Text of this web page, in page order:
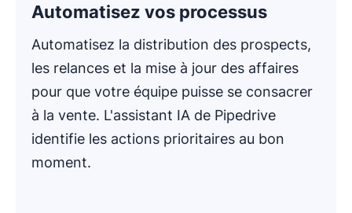
Automatisez vos processus
Automatisez la distribution des prospects,
les relances et la mise à jour des affaires
pour que votre équipe puisse se consacrer
à la vente. L'assistant IA de Pipedrive
identifie les actions prioritaires au bon
moment.